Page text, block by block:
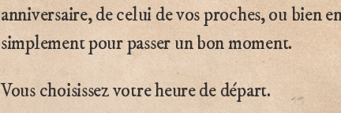
anniversaire, de celui de vos proches, ou bien
simplement pour passer un bon moment.
Vous choisissez votre heure de départ.